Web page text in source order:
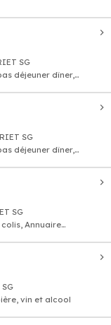
SG
déjeuner dîner,
SG
déjeuner dîner,
SG
Annuaire
vin et alcool